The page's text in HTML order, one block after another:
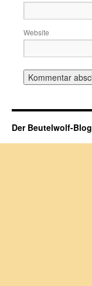
Website
Der Beutelwolf-Blog